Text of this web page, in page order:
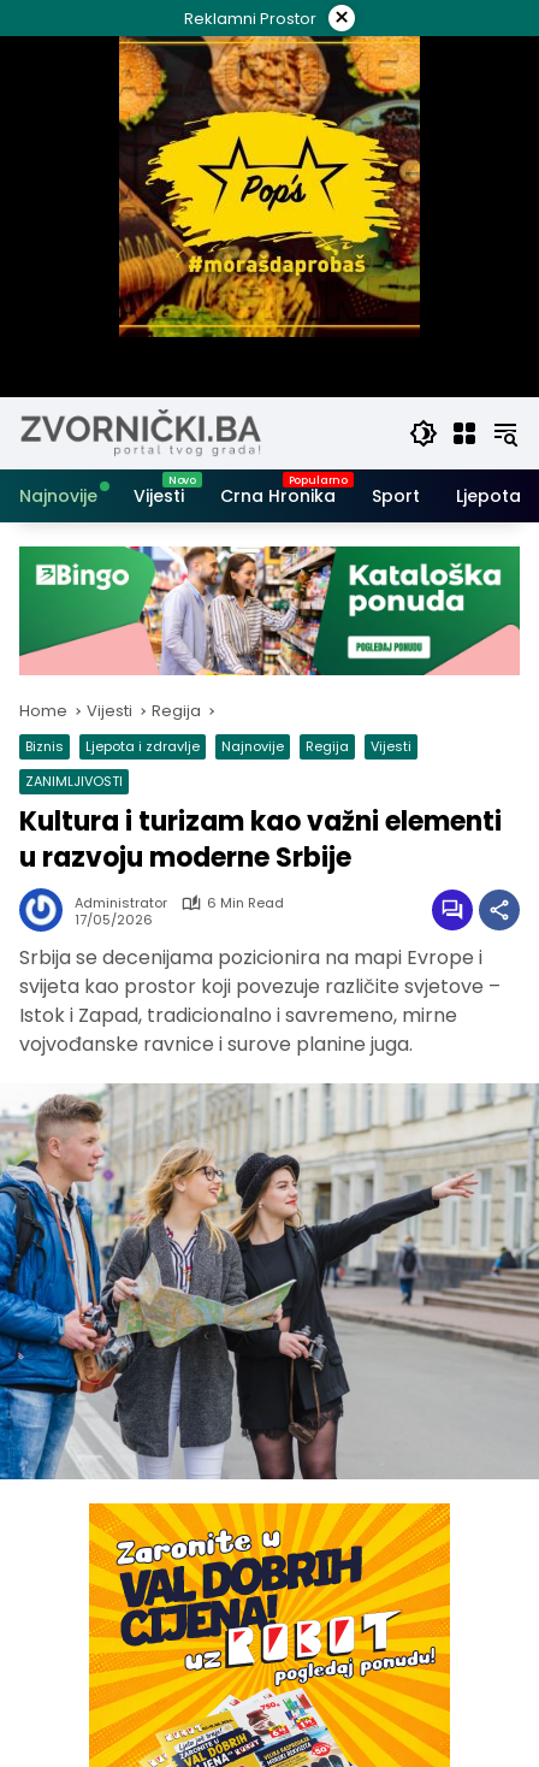
to
Reklamni Prostor ×
Najnovije Vijesti Crna Hronika Sport Ljepota i
Home Vijesti Regija
Biznis Ljepota i zdravlje Najnovije Regija
Vijesti
ZANIMLJIVOSTI
Kultura i turizam kao važni elementi
u razvoju moderne Srbije
Administrator
6 Min Read
17/05/2026
Srbija se decenijama pozicionira na mapi Evrope i
svijeta kao prostor koji povezuje različite svjetove –
Istok i Zapad, tradicionalno i savremeno, mirne
vojvođanske ravnice i surove planine juga.